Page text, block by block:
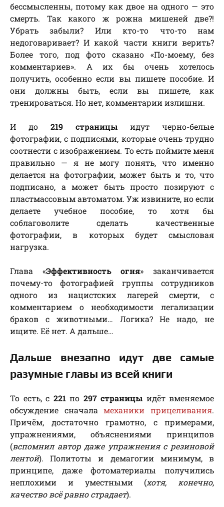
бессмысленны, потому как двое на одного — это
смерть. Так какого ж рожна мишеней две?!
Убрать забыли? Или кто-то что-то нам
недоговаривает? И какой части книги верить?
Более того, под фото сказано «По-моему, без
комментариев». А их бы очень хотелось
получить, особенно если вы пишете пособие. И
они должны быть, если вы пишете, как
тренироваться. Но нет, комментарии излишни.
И до 219 страницы идут черно-белые
фотографии, с подписями, которые очень трудно
соотнести с изображением. То есть поймите меня
правильно — я не могу понять, что именно
делается на фотографии, может быть и то, что
подписано, а может быть просто позируют с
пластмассовым автоматом. Уж извините, но если
делаете учебное пособие, то хотя бы
соблаговолите сделать качественные
фотографии, в которых будет смысловая
нагрузка.
Глава «Эффективность огня» заканчивается
почему-то фотографией группы сотрудников
одного из нацистских лагерей смерти, с
комментарием о необходимости легализации
браков с животными… Логика? Не надо, не
ищите. Её нет. А дальше…
Дальше внезапно идут две самые
разумные главы из всей книги
То есть, с 221по 297 страницы идёт вменяемое
обсуждение сначаламеханики прицеливания.
Причём, достаточно грамотно, с примерами,
упражнениями, объяснениями принципов
(вспомнил автор даже упражнения с резиновой
лентой). Политоты и демагогии минимум, в
принципе, даже фотоматериалы получились
неплохими и уместными (хотя, конечно,
качество всё равно страдает).